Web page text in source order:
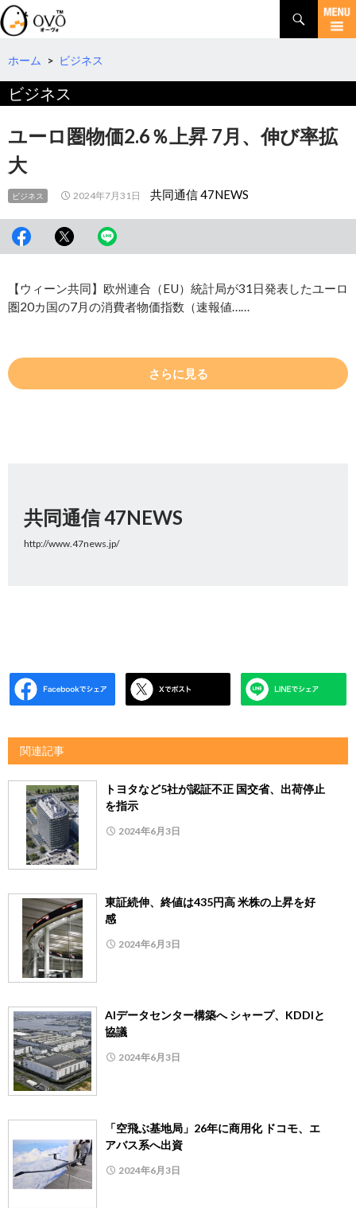
検
索
コ
テ
へ
動
ホーム > ビジネス
ビジネス
ユーロ圏物価2.6％上昇 7月、伸び率拡
大
ビジネス 2024年7月31日 共同通信 47NEWS
【ウィーン共同】欧州連合（EU）統計局が31日発表したユーロ
圏20カ国の7月の消費者物価指数（速報値……
さらに見る
共同通信 47NEWS
http://www.47news.jp/
関連記事
トヨタなど5社が認証不正 国交省、出荷停止
を指示
2024年6月3日
東証続伸、終値は435円高 米株の上昇を好
感
2024年6月3日
AIデータセンター構築へ シャープ、KDDIと
協議
2024年6月3日
「空飛ぶ基地局」26年に商用化 ドコモ、エ
アバス系へ出資
2024年6月3日